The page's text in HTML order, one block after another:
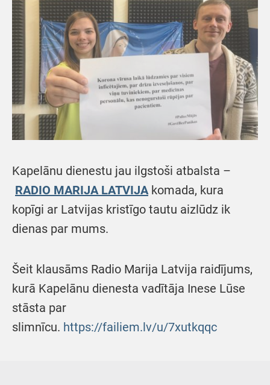
Kapelānu dienestu jau ilgstoši atbalsta –
RADIO MARIJA LATVIJA komada, kura
kopīgi ar Latvijas kristīgo tautu aizlūdz ik
dienas par mums.
Šeit klausāms Radio Marija Latvija raidījums,
kurā Kapelānu dienesta vadītāja Inese Lūse
stāsta par
slimnīcu. https://failiem.lv/u/7xutkqqc